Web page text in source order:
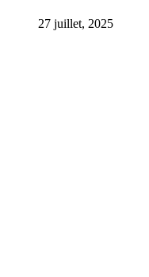
27 juillet, 2025